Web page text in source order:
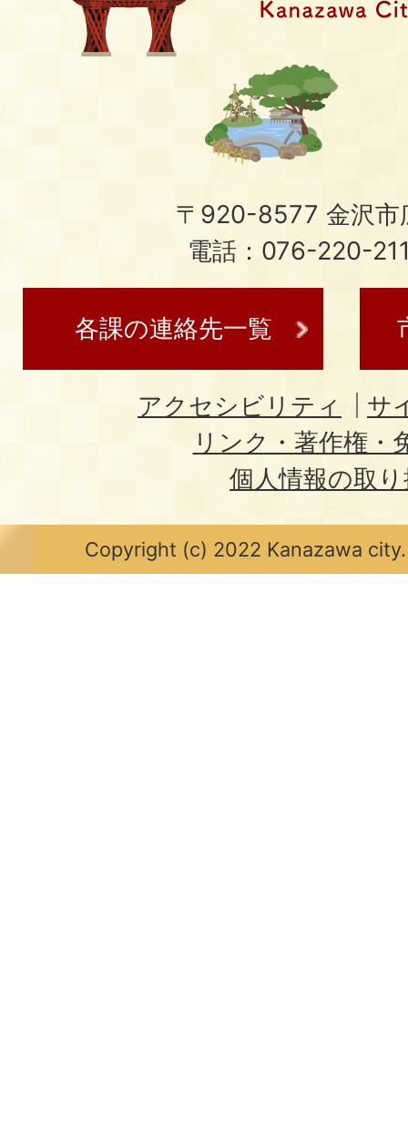
〒920-8577 金沢市
電話：076-220-
各課の連絡先一覧
アクセシビリティ
サ
リンク・著作権・
個人情報の取
Copyright (c) 2022 Kanazawa